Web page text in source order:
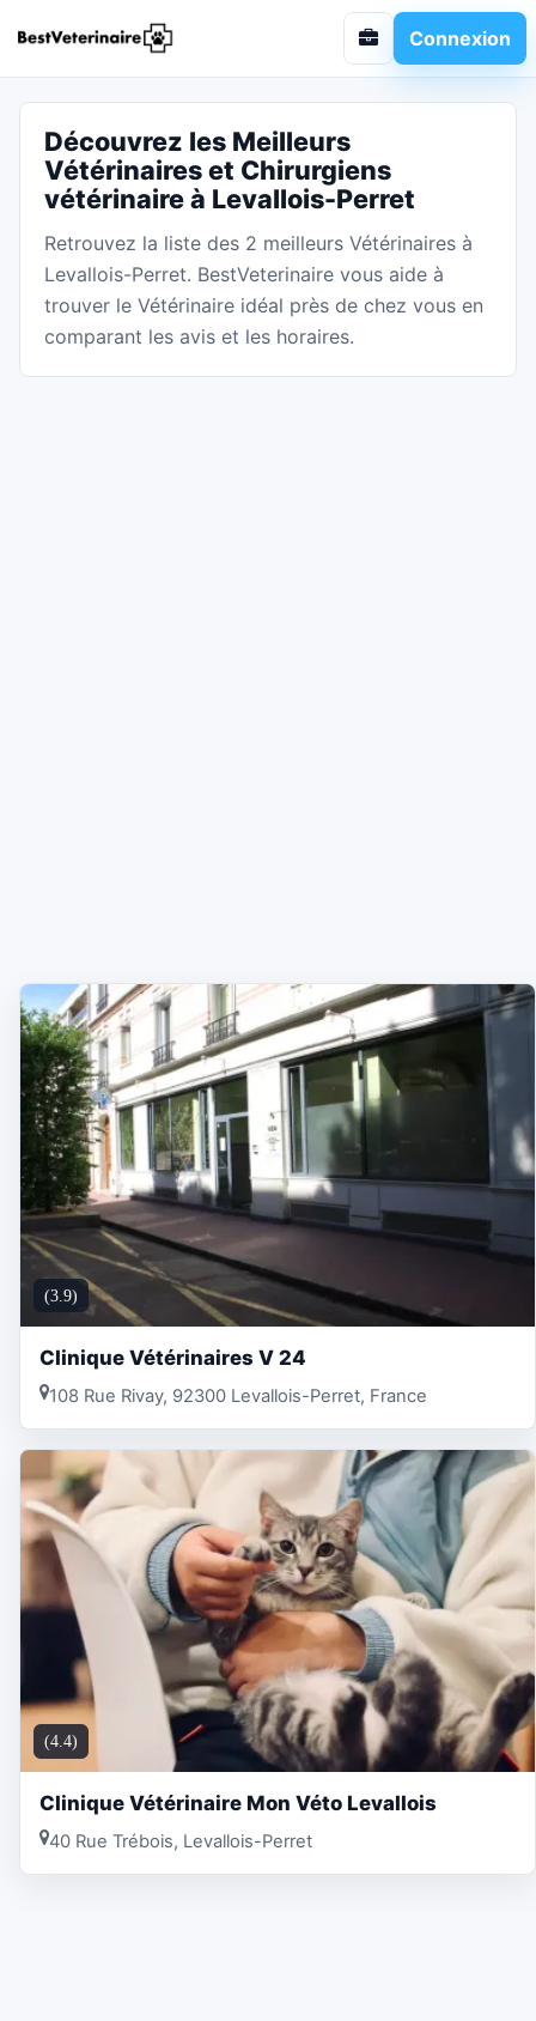
Connexion
Découvrez les Meilleurs
Vétérinaires et Chirurgiens
vétérinaire à Levallois-Perret
Retrouvez la liste des 2 meilleurs Vétérinaires à
Levallois-Perret. BestVeterinaire vous aide à
trouver le Vétérinaire idéal près de chez vous en
comparant les avis et les horaires.
(3.9)
Clinique Vétérinaires V 24
108 Rue Rivay, 92300 Levallois-Perret, France
(4.4)
Clinique Vétérinaire Mon Véto Levallois
40 Rue Trébois, Levallois-Perret